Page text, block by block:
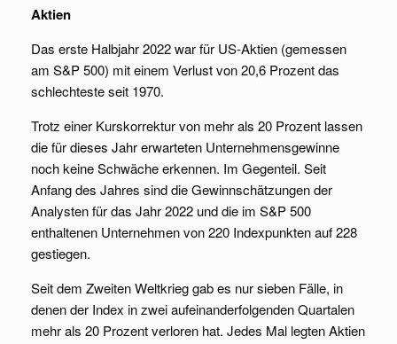
Aktien
Das erste Halbjahr 2022 war für US-Aktien (gemessen
am S&P 500) mit einem Verlust von 20,6 Prozent das
schlechteste seit 1970.
Trotz einer Kurskorrektur von mehr als 20 Prozent lassen
die für dieses Jahr erwarteten Unternehmensgewinne
noch keine Schwäche erkennen. Im Gegenteil. Seit
Anfang des Jahres sind die Gewinnschätzungen der
Analysten für das Jahr 2022 und die im S&P 500
enthaltenen Unternehmen von 220 Indexpunkten auf 228
gestiegen.
Seit dem Zweiten Weltkrieg gab es nur sieben Fälle, in
denen der Index in zwei aufeinanderfolgenden Quartalen
mehr als 20 Prozent verloren hat. Jedes Mal legten Aktien